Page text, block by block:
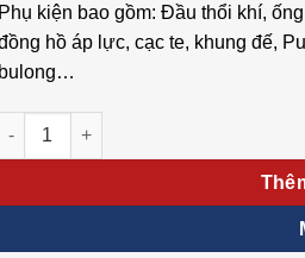
Phụ kiện bao gồm: Đầu thổi khí,
hồ áp lực, cạc te, khung đế,
bulong…
Máy thổi khí Longtech LT-065